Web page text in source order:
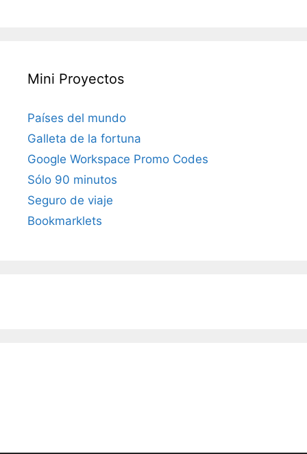
Mini Proyectos
Países del mundo
Galleta de la fortuna
Google Workspace Promo Codes
Sólo 90 minutos
Seguro de viaje
Bookmarklets